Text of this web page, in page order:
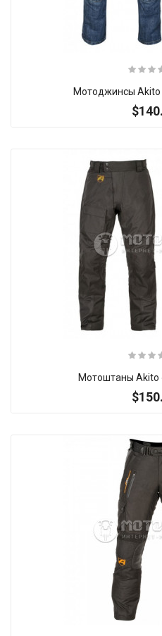
Мотоджинсы Akito
Мотоштаны Akito